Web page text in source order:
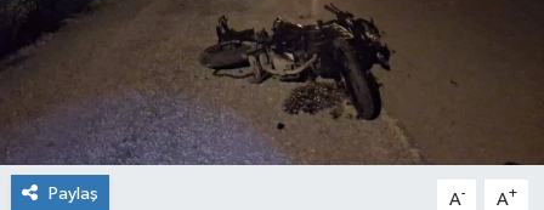
Paylaş A- A+
Tokat Haberleri
Yaşam